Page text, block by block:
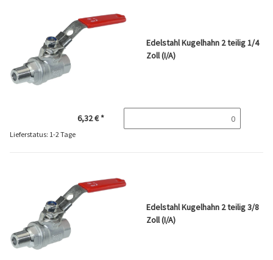
Edelstahl Kugelhahn 2 teilig 1/4
Zoll (I/A)
6,32 €*
Lieferstatus: 1-2 Tage
Edelstahl Kugelhahn 2 teilig 3/8
Zoll (I/A)